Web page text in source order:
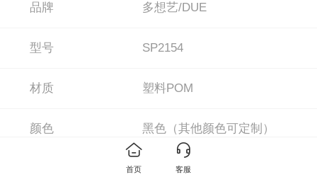
品牌 多想艺/DUE
型号 SP2154
材质 塑料POM
颜色 黑色（其他颜色可定制）
20mm/25mm/32mm/38mm/50m
首页 客服